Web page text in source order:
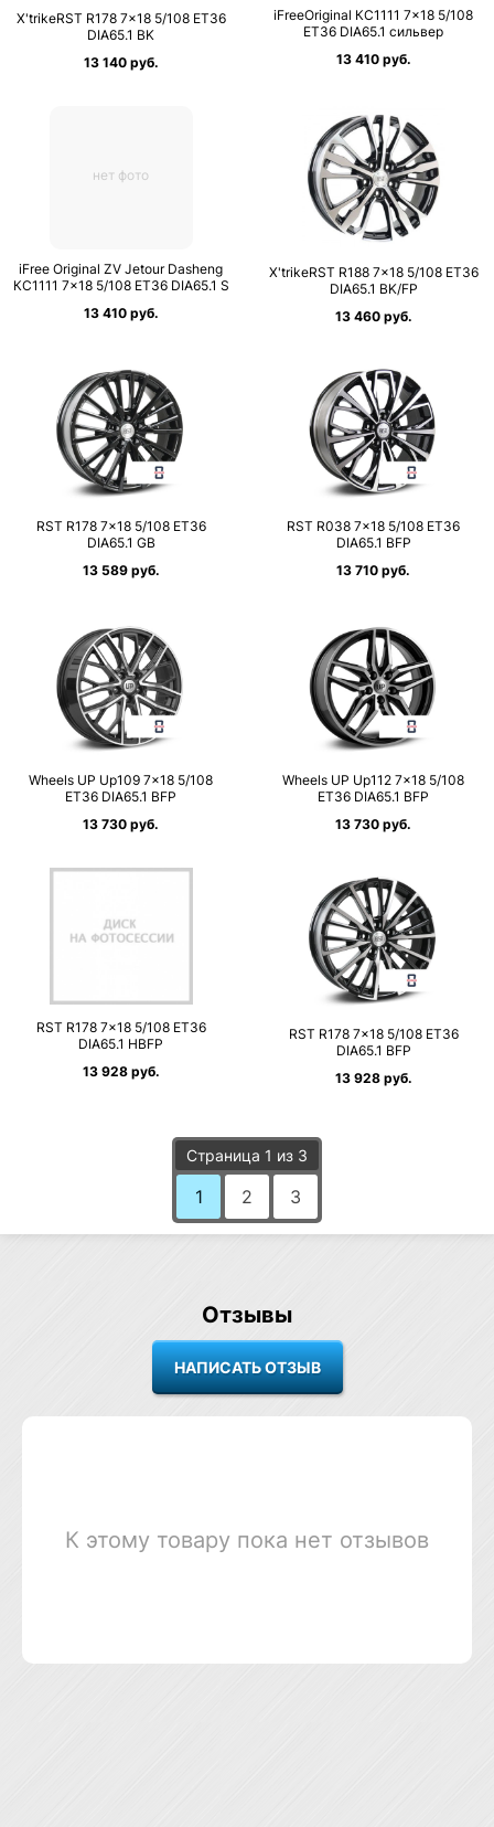
X'trikeRST R178 7×18 5/108 ET36
DIA65.1 BK
13 140 руб.
iFreeOriginal КС1111 7×18 5/108
ET36 DIA65.1 сильвер
13 410 руб.
нет фото
iFree Original ZV Jetour Dasheng
КС1111 7×18 5/108 ET36 DIA65.1 S
13 410 руб.
X'trikeRST R188 7×18 5/108 ET36
DIA65.1 BK/FP
13 460 руб.
RST R178 7×18 5/108 ET36
DIA65.1 GB
13 589 руб.
RST R038 7×18 5/108 ET36
DIA65.1 BFP
13 710 руб.
Wheels UP Up109 7×18 5/108
ET36 DIA65.1 BFP
13 730 руб.
Wheels UP Up112 7×18 5/108
ET36 DIA65.1 BFP
13 730 руб.
RST R178 7×18 5/108 ET36
DIA65.1 HBFP
13 928 руб.
RST R178 7×18 5/108 ET36
DIA65.1 BFP
13 928 руб.
Страница 1 из 3
1 2 3
Отзывы
К этому товару пока нет отзывов